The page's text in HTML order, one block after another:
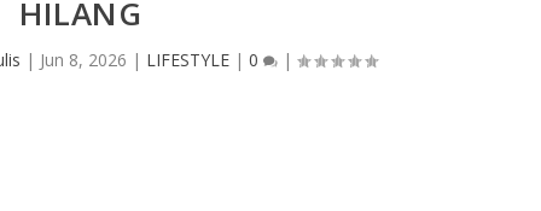
HILANG
| Jun 8, 2026 | LIFESTYLE| 0 |